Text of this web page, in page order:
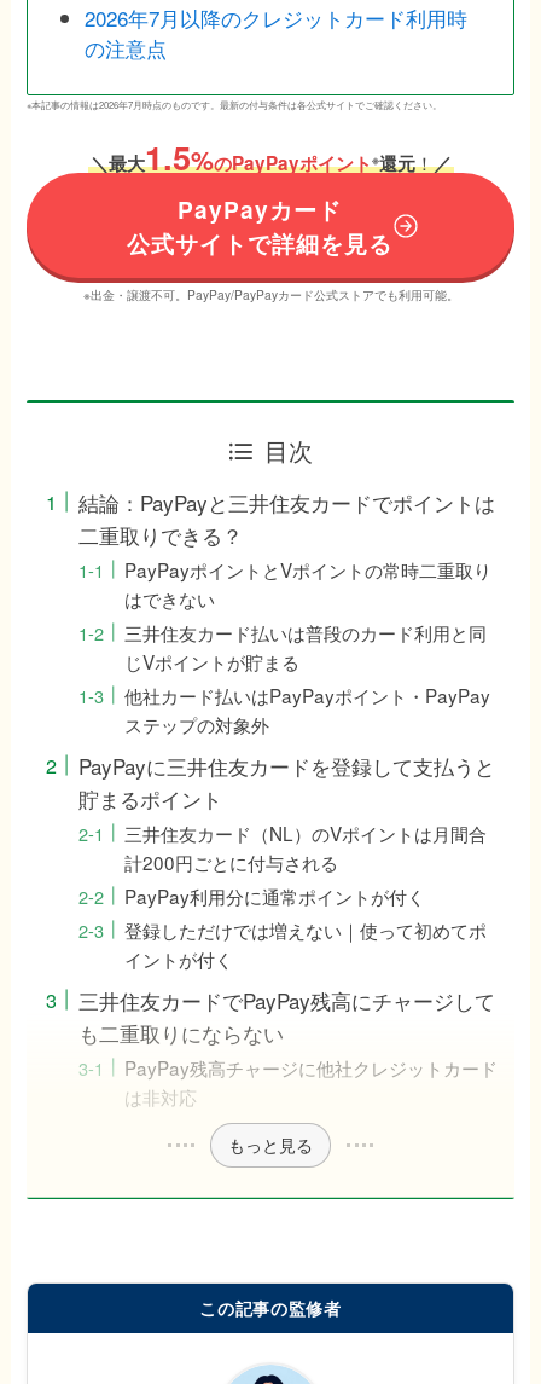
2026年7月以降のクレジットカード利用時
の注意点
※本記事の情報は2026年7月時点のものです。最新の付与条件は各公式サイトでご確認ください。
＼最大1.5%のPayPayポイント※還元！／
PayPayカード
公式サイトで詳細を見る
※出金・譲渡不可。PayPay/PayPayカード公式ストアでも利用可能。
目次
結論：PayPayと三井住友カードでポイントは
二重取りできる？
PayPayポイントとVポイントの常時二重取り
はできない
三井住友カード払いは普段のカード利用と同
じVポイントが貯まる
他社カード払いはPayPayポイント・PayPay
ステップの対象外
PayPayに三井住友カードを登録して支払うと
貯まるポイント
三井住友カード（NL）のVポイントは月間合
計200円ごとに付与される
PayPay利用分に通常ポイントが付く
登録しただけでは増えない｜使って初めてポ
イントが付く
三井住友カードでPayPay残高にチャージして
も二重取りにならない
PayPay残高チャージに他社クレジットカード
は非対応
もっと見る
この記事の監修者